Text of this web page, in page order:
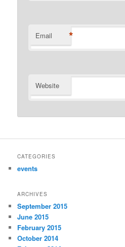
Email *
Website
CATEGORIES
events
ARCHIVES
September 2015
June 2015
February 2015
October 2014